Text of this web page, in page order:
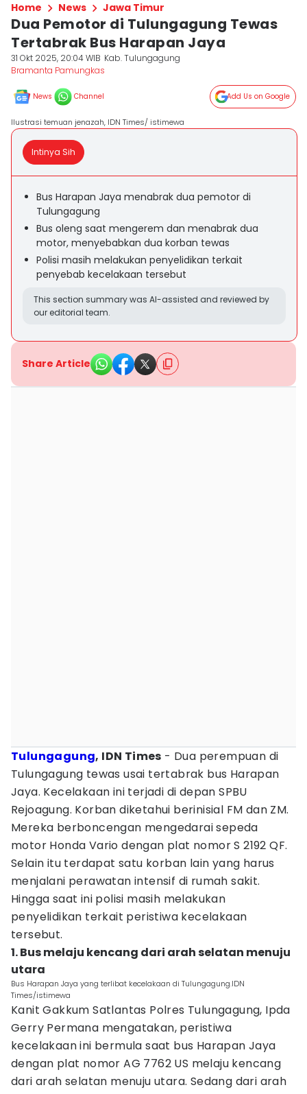
Home News Jawa Timur
Dua Pemotor di Tulungagung Tewas
Tertabrak Bus Harapan Jaya
31 Okt 2025, 20:04 WIB Kab. Tulungagung
Bramanta Pamungkas
News Channel Add Us on Google
Ilustrasi temuan jenazah, IDN Times/ istimewa
Intinya Sih
Bus Harapan Jaya menabrak dua pemotor di
Tulungagung
Bus oleng saat mengerem dan menabrak dua
motor, menyebabkan dua korban tewas
Polisi masih melakukan penyelidikan terkait
penyebab kecelakaan tersebut
This section summary was AI-assisted and reviewed by
our editorial team.
Share Article
Tulungagung, IDN Times - Dua perempuan di
Tulungagung tewas usai tertabrak bus Harapan
Jaya. Kecelakaan ini terjadi di depan SPBU
Rejoagung. Korban diketahui berinisial FM dan ZM.
Mereka berboncengan mengedarai sepeda
motor Honda Vario dengan plat nomor S 2192 QF.
Selain itu terdapat satu korban lain yang harus
menjalani perawatan intensif di rumah sakit.
Hingga saat ini polisi masih melakukan
penyelidikan terkait peristiwa kecelakaan
tersebut.
1. Bus melaju kencang dari arah selatan menuju
utara
Bus Harapan Jaya yang terlibat kecelakaan di Tulungagung.IDN
Times/istimewa
Kanit Gakkum Satlantas Polres Tulungagung, Ipda
Gerry Permana mengatakan, peristiwa
kecelakaan ini bermula saat bus Harapan Jaya
dengan plat nomor AG 7762 US melaju kencang
dari arah selatan menuju utara. Sedang dari arah